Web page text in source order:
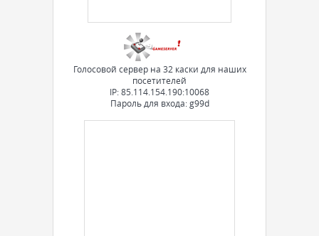
Голосовой сервер на 32 каски для наших
посетителей
IP: 85.114.154.190:10068
Пароль для входа: g99d